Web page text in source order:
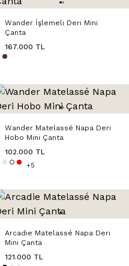
Wander İşlemeli Deri Mini
Çanta
167.000 TL
Wander Matelassé Napa Deri
Hobo Mini Çanta
102.000 TL
+5
Arcadie Matelassé Napa Deri
Mini Çanta
121.000 TL